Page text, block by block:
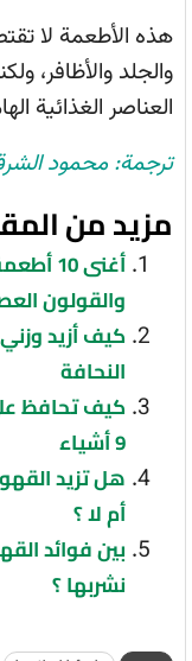
هذه الأطعمة لا
والجلد والأظافر،
العناصر الغذائية
ترجمة: محمود
مزيد من
أغنى
والقولون
النحافة
كيف تحافظ
9 أشياء
هل تزيد
أم لا ؟
بين فوائد
نشربها ؟